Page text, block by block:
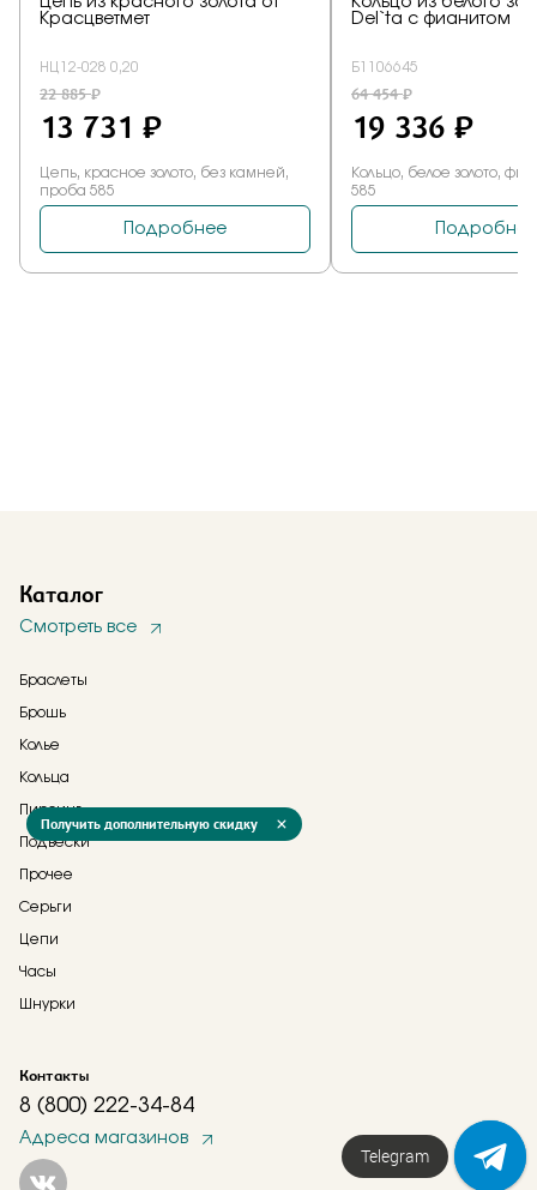
Каталог
Смотреть все
Браслеты
Брошь
Колье
Кольца
Пирсинг
Подвески
Прочее
Серьги
Цепи
Часы
Шнурки
Контакты
8 (800) 222-34-84
Адреса магазинов
Получить дополнительную скидку
Telegram
Напишите нам!